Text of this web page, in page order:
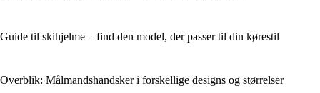
Guide til skihjelme – find den model, der passer til din kørestil
Overblik: Målmandshandsker i forskellige designs og størrelser